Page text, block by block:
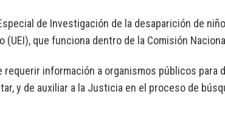
de Investigación de la desaparición de
que funciona dentro de la Comisión
requerir información a organismos públicos
y de auxiliar a la Justicia en el proceso de